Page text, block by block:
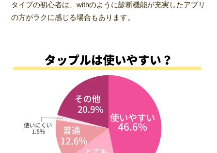
タイプの初心者は、withのように診断機能が充実したアプリ
の方がラクに感じる場合もあります。